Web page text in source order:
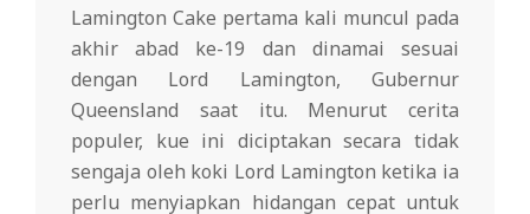
Lamington Cake pertama kali muncul pada
akhir abad ke-19 dan dinamai sesuai
dengan Lord Lamington, Gubernur
Queensland saat itu. Menurut cerita
populer, kue ini diciptakan secara tidak
sengaja oleh koki Lord Lamington ketika ia
perlu menyiapkan hidangan cepat untuk